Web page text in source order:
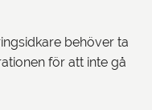
behöver ta
för att inte gå